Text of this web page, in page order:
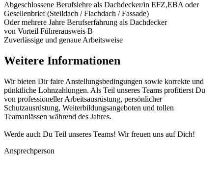
Abgeschlossene Berufslehre als Dachdecker/in EFZ,EBA oder
Gesellenbrief (Steildach / Flachdach / Fassade)
Oder mehrere Jahre Berufserfahrung als Dachdecker
von Vorteil Führerausweis B
Zuverlässige und genaue Arbeitsweise
Weitere Informationen
Wir bieten Dir faire Anstellungsbedingungen sowie korrekte und
pünktliche Lohnzahlungen. Als Teil unseres Teams profitierst Du
von professioneller Arbeitsausrüstung, persönlicher
Schutzausrüstung, Weiterbildungsangeboten und tollen
Teamanlässen während des Jahres.
Werde auch Du Teil unseres Teams! Wir freuen uns auf Dich!
Ansprechperson